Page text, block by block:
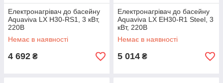
Електронагрівач до басейну
Aquaviva LX H30-RS1, 3 кВт,
220В
Немає в наявності
4 692 ₴
Електронагрівач до басейну
Aquaviva LX EH30-R1 Steel, 3
кВт, 220В
Немає в наявності
5 014 ₴